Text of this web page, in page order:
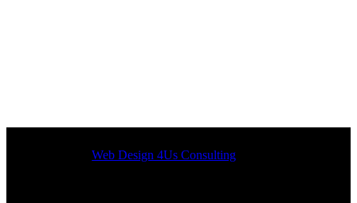
Designed byWeb Design 4Us Consulting